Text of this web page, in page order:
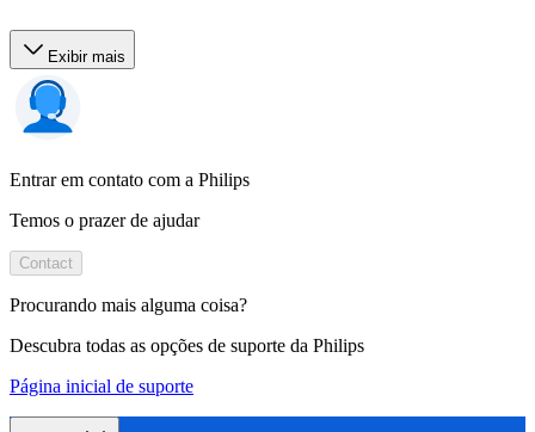
Exibir mais
Entrar em contato com a Philips
Temos o prazer de ajudar
Contact
Procurando mais alguma coisa?
Descubra todas as opções de suporte da Philips
Página inicial de suporte